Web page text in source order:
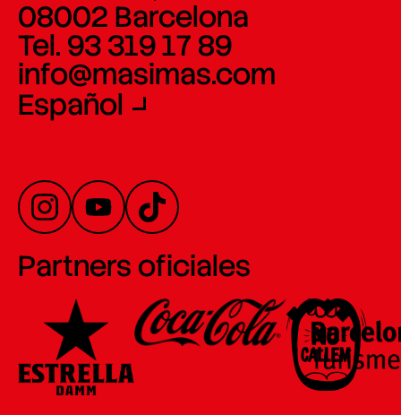
08002 Barcelona
Tel. 93 319 17 89
info@masimas.com
Español
Partners oficiales